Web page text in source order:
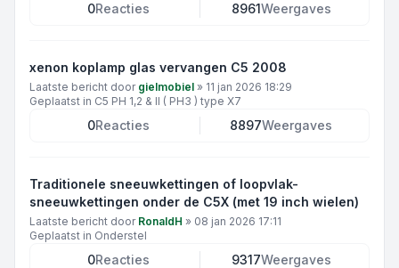
0Reacties 8961Weergaves
xenon koplamp glas vervangen C5 2008
Laatste bericht door gielmobiel » 11 jan 2026 18:29
Geplaatst in C5 PH 1,2 & II ( PH3 ) type X7
0Reacties 8897Weergaves
Traditionele sneeuwkettingen of loopvlak-
sneeuwkettingen onder de C5X (met 19 inch wielen)
Laatste bericht door RonaldH » 08 jan 2026 17:11
Geplaatst in Onderstel
0Reacties 9317Weergaves